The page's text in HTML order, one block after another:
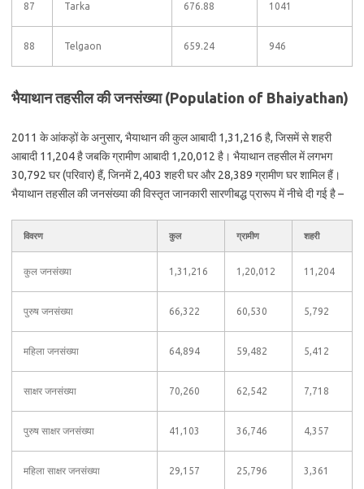
87 Tarka 676.88 1041
88 Telgaon 659.24 946
भैयाथान तहसील की जनसंख्या (Population of Bhaiyathan)
2011 के आंकड़ों के अनुसार, भैयाथान की कुल आबादी 1,31,216 है, जिसमें से शहरी
आबादी 11,204 है जबकि ग्रामीण आबादी 1,20,012 है। भैयाथान तहसील में लगभग
30,792 घर (परिवार) हैं, जिनमें 2,403 शहरी घर और 28,389 ग्रामीण घर शामिल हैं।
भैयाथान तहसील की जनसंख्या की विस्तृत जानकारी सारणीबद्ध प्रारूप में नीचे दी गई है –
विवरण कुल ग्रामीण शहरी
कुल जनसंख्या 1,31,216 1,20,012 11,204
पुरुष जनसंख्या 66,322 60,530 5,792
महिला जनसंख्या 64,894 59,482 5,412
साक्षर जनसंख्या 70,260 62,542 7,718
पुरुष साक्षर जनसंख्या 41,103 36,746 4,357
महिला साक्षर जनसंख्या 29,157 25,796 3,361